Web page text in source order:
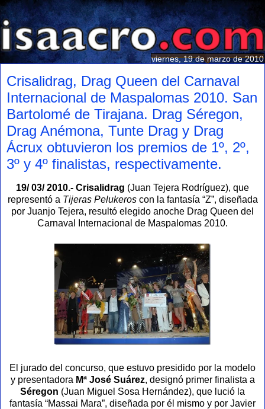
viernes, 19 de marzo de 2010
Crisalidrag, Drag Queen del Carnaval
Internacional de Maspalomas 2010. San
Bartolomé de Tirajana. Drag Séregon,
Drag Anémona, Tunte Drag y Drag
Ácrux obtuvieron los premios de 1º, 2º,
3º y 4º finalistas, respectivamente.
19/ 03/ 2010.- Crisalidrag (Juan Tejera Rodríguez), que
representó a Tijeras Pelukeroscon la fantasía “Z”, diseñada
por Juanjo Tejera, resultó elegido anoche Drag Queen del
Carnaval Internacional de Maspalomas 2010.
El jurado del concurso, que estuvo presidido por la modelo
y presentadora Mª José Suárez, designó primer finalista a
Séregon (Juan Miguel Sosa Hernández), que lució la
fantasía “Massai Mara”, diseñada por él mismo y por Javier